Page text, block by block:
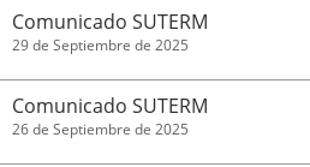
Comunicado SUTERM
29 de Septiembre de 2025
Comunicado SUTERM
26 de Septiembre de 2025